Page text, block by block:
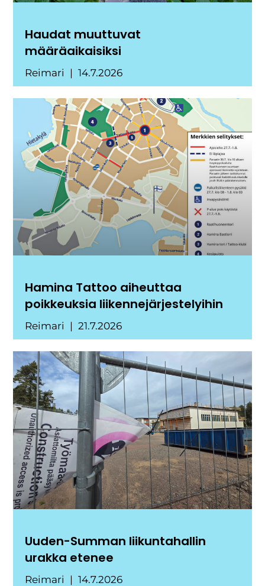
Haudat muuttuvat
määräaikaisiksi
Reimari 14.7.2026
Hamina Tattoo aiheuttaa
poikkeuksia liikennejärjestelyihin
Reimari 21.7.2026
Uuden-Summan liikuntahallin
urakka etenee
Reimari 14.7.2026